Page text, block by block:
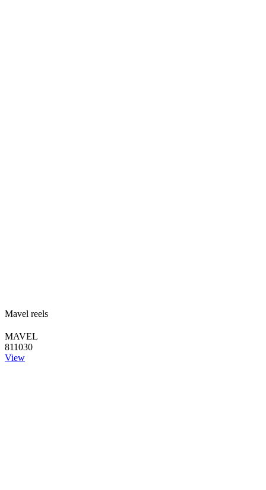
Mavel reels
MAVEL
811030
View